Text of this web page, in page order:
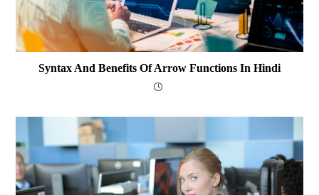
Syntax And Benefits Of Arrow Functions In Hindi